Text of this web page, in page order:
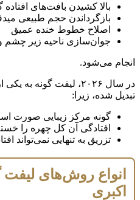
بالا کشیدن بافت‌های افتاده
بازگرداندن حجم طبیعی
اصلاح خطوط خنده عمیق
جوان‌سازی ناحیه زیر چشم
انجام می‌شود.
در سال ۲۰۲۶، لیفت
تبدیل شده، زیرا:
گونه مرکز زیبایی صورت
افتادگی آن کل چهره را
تزریق به تنهایی نمی‌تواند
انواع روش‌های لیفت
اکبری